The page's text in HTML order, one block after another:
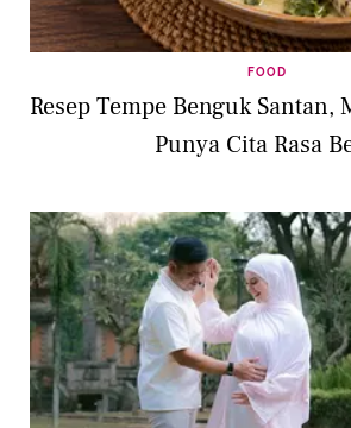
FOOD
Resep Tempe Benguk Santan,
Punya Cita Rasa